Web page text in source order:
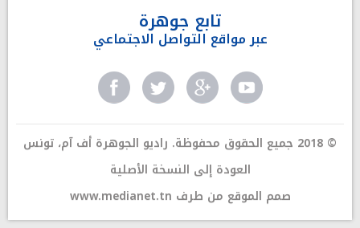
تابع جوهرة
عبر مواقع التواصل الاجتماعي
© 2018 جميع الحقوق محفوظة. راديو الجوهرة أف آم، تونس
العودة إلى النسخة الأصلية
www.medianet.tn صمم الموقع من طرف